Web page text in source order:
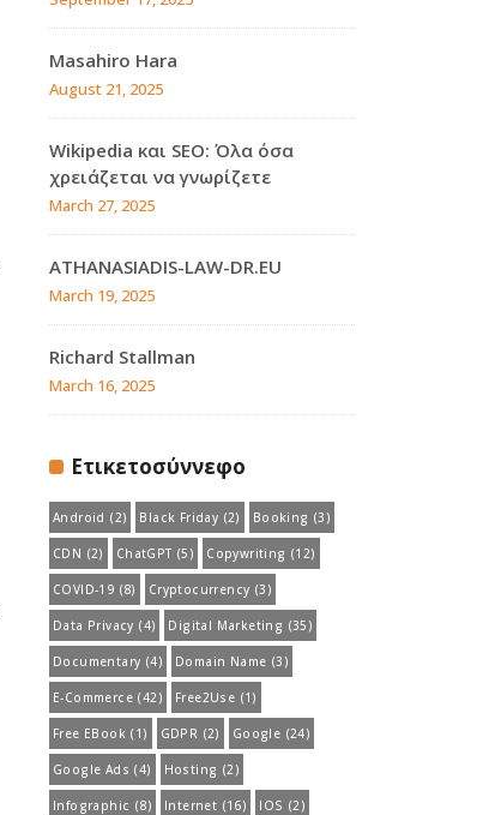
Masahiro Hara
August 21, 2025
Wikipedia και SEO: Όλα όσα
χρειάζεται να γνωρίζετε
March 27, 2025
ATHANASIADIS-LAW-DR.EU
March 19, 2025
Richard Stallman
March 16, 2025
Ετικετοσύννεφο
Android (2) Black Friday (2) Booking (3)
CDN (2) ChatGPT (5) Copywriting (12)
COVID-19 (8) Cryptocurrency (3)
Data Privacy (4) Digital Marketing (35)
Documentary (4) Domain Name (3)
E-Commerce (42) Free2Use (1)
Free EBook (1) GDPR (2) Google (24)
Google Ads (4) Hosting (2)
Infographic (8) Internet (16) IOS (2)